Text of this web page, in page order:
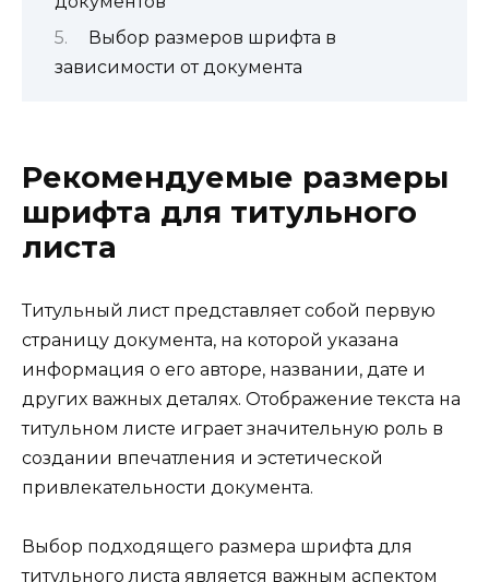
Выбор размеров шрифта в
зависимости от документа
Рекомендуемые размеры
шрифта для титульного
листа
Титульный лист представляет собой первую
страницу документа, на которой указана
информация о его авторе, названии, дате и
других важных деталях. Отображение текста на
титульном листе играет значительную роль в
создании впечатления и эстетической
привлекательности документа.
Выбор подходящего размера шрифта для
титульного листа является важным аспектом